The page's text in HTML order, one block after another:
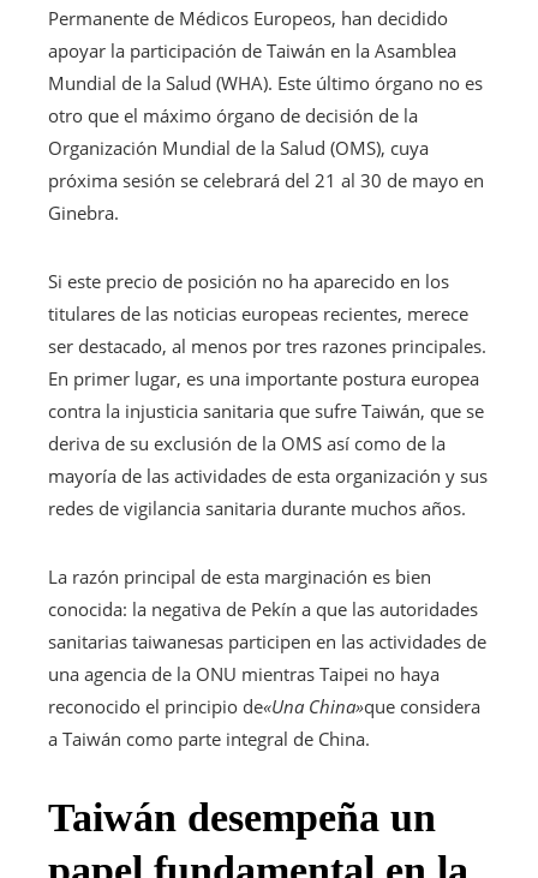
Permanente de Médicos Europeos, han decidido
apoyar la participación de Taiwán en la Asamblea
Mundial de la Salud (WHA). Este último órgano no es
otro que el máximo órgano de decisión de la
Organización Mundial de la Salud (OMS), cuya
próxima sesión se celebrará del 21 al 30 de mayo en
Ginebra.
Si este precio de posición no ha aparecido en los
titulares de las noticias europeas recientes, merece
ser destacado, al menos por tres razones principales.
En primer lugar, es una importante postura europea
contra la injusticia sanitaria que sufre Taiwán, que se
deriva de su exclusión de la OMS así como de la
mayoría de las actividades de esta organización y sus
redes de vigilancia sanitaria durante muchos años.
La razón principal de esta marginación es bien
conocida: la negativa de Pekín a que las autoridades
sanitarias taiwanesas participen en las actividades de
una agencia de la ONU mientras Taipei no haya
reconocido el principio de«Una China»que considera
a Taiwán como parte integral de China.
Taiwán desempeña un